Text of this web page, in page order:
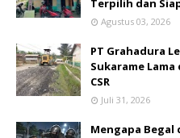
Agustus 03, 2026
PT Grahadura
Sukarame
CSR
Juli 31, 2026
Mengapa